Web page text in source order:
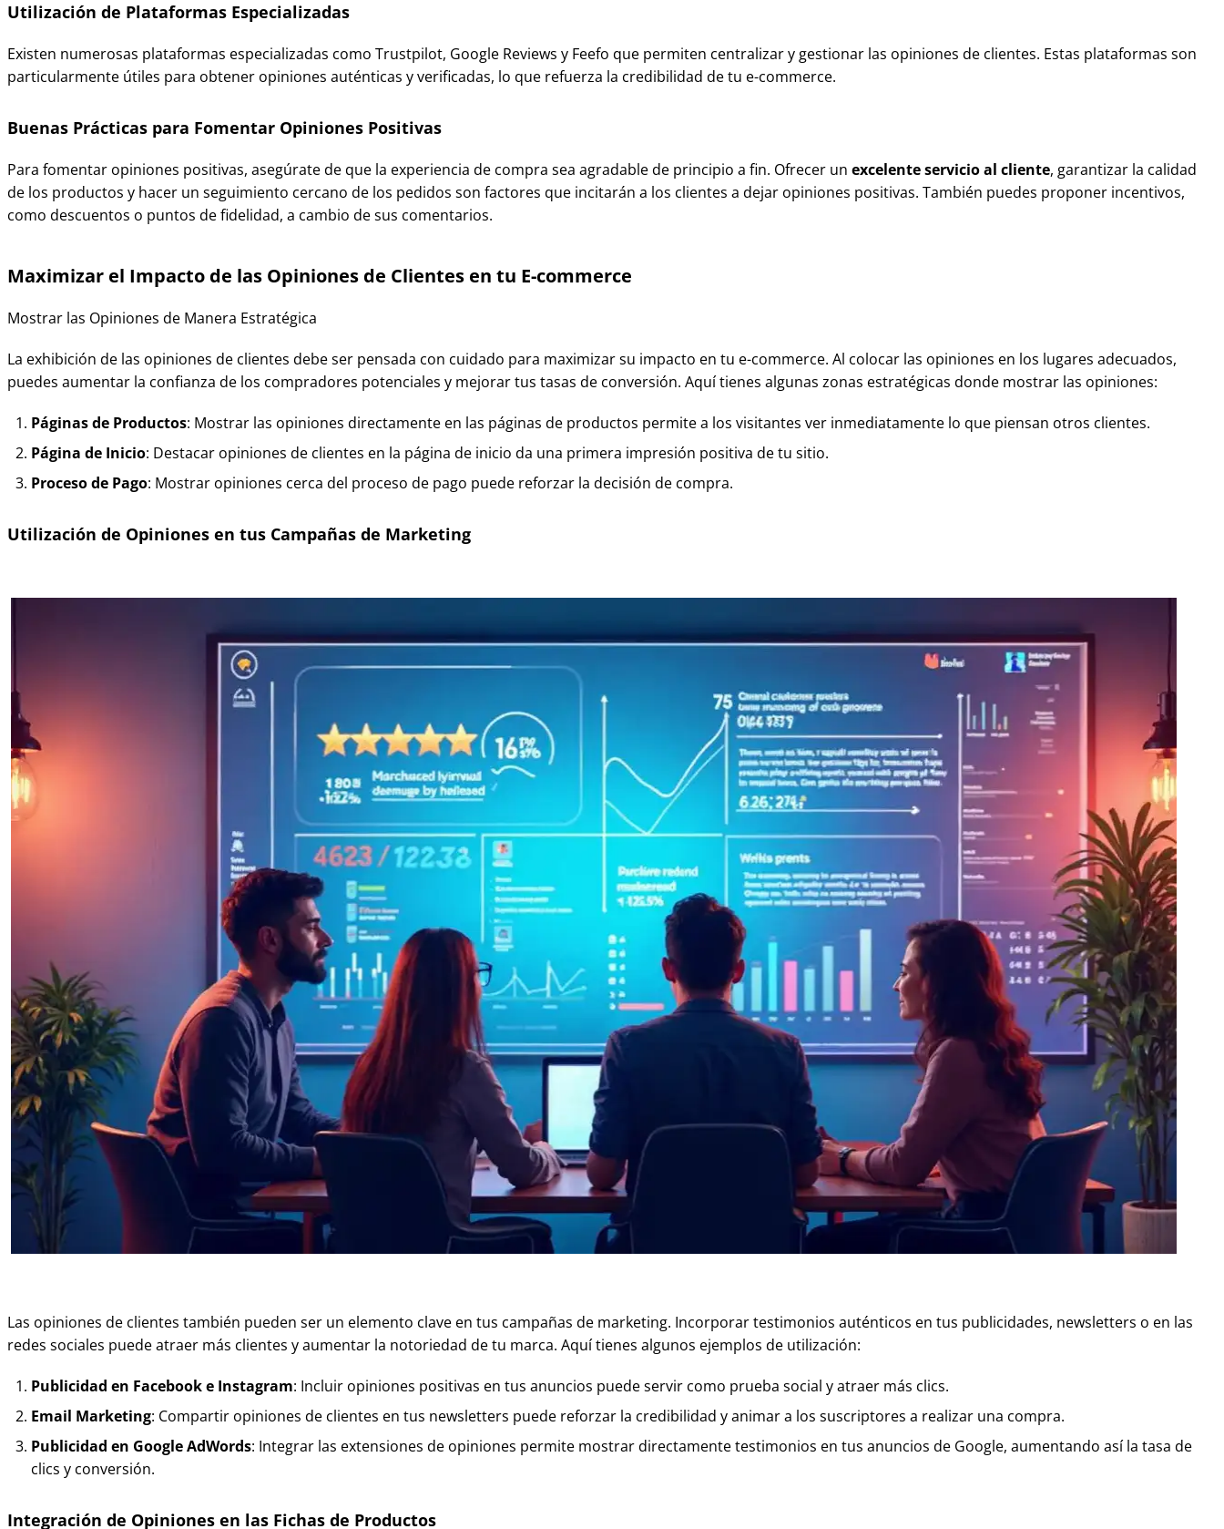
Utilización de Plataformas Especializadas
Existen numerosas plataformas especializadas como Trustpilot, Google Reviews y Feefo que permiten centralizar y gestionar las opiniones de clientes. Estas plataformas son
particularmente útiles para obtener opiniones auténticas y verificadas, lo que refuerza la credibilidad de tu e-commerce.
Buenas Prácticas para Fomentar Opiniones Positivas
Para fomentar opiniones positivas, asegúrate de que la experiencia de compra sea agradable de principio a fin. Ofrecer un excelente servicio al cliente, garantizar la calidad
de los productos y hacer un seguimiento cercano de los pedidos son factores que incitarán a los clientes a dejar opiniones positivas. También puedes proponer incentivos,
como descuentos o puntos de fidelidad, a cambio de sus comentarios.
Maximizar el Impacto de las Opiniones de Clientes en tu E-commerce
Mostrar las Opiniones de Manera Estratégica
La exhibición de las opiniones de clientes debe ser pensada con cuidado para maximizar su impacto en tu e-commerce. Al colocar las opiniones en los lugares adecuados,
puedes aumentar la confianza de los compradores potenciales y mejorar tus tasas de conversión. Aquí tienes algunas zonas estratégicas donde mostrar las opiniones:
Páginas de Productos: Mostrar las opiniones directamente en las páginas de productos permite a los visitantes ver inmediatamente lo que piensan otros clientes.
Página de Inicio: Destacar opiniones de clientes en la página de inicio da una primera impresión positiva de tu sitio.
Proceso de Pago: Mostrar opiniones cerca del proceso de pago puede reforzar la decisión de compra.
Utilización de Opiniones en tus Campañas de Marketing
Las opiniones de clientes también pueden ser un elemento clave en tus campañas de marketing. Incorporar testimonios auténticos en tus publicidades, newsletters o en las
redes sociales puede atraer más clientes y aumentar la notoriedad de tu marca. Aquí tienes algunos ejemplos de utilización:
Publicidad en Facebook e Instagram: Incluir opiniones positivas en tus anuncios puede servir como prueba social y atraer más clics.
Email Marketing: Compartir opiniones de clientes en tus newsletters puede reforzar la credibilidad y animar a los suscriptores a realizar una compra.
Publicidad en Google AdWords: Integrar las extensiones de opiniones permite mostrar directamente testimonios en tus anuncios de Google, aumentando así la tasa de
clics y conversión.
Integración de Opiniones en las Fichas de Productos